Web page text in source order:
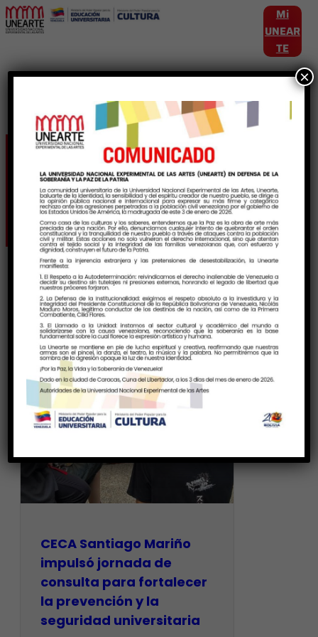
Mi
UNEAR
TE
Etiqueta:
CECA Santiago Mariño
impulsó jornada de
consulta para fortalecer
la prevención y la
seguridad universitaria
×